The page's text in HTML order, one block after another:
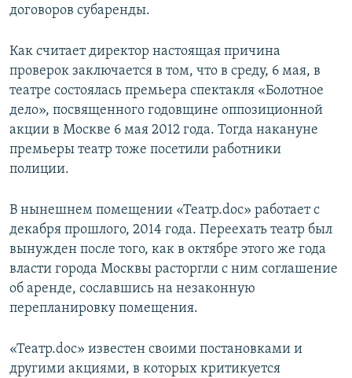
договоров субаренды.
Как считает директор настоящая причина
проверок заключается в том, что в среду, 6 мая, в
театре состоялась премьера спектакля «Болотное
дело», посвященного годовщине оппозиционной
акции в Москве 6 мая 2012 года. Тогда накануне
премьеры театр тоже посетили работники
полиции.
В нынешнем помещении «Театр.doc» работает с
декабря прошлого, 2014 года. Переехать театр был
вынужден после того, как в октябре этого же года
власти города Москвы расторгли с ним соглашение
об аренде, сославшись на незаконную
перепланировку помещения.
«Театр.doc» известен своими постановками и
другими акциями, в которых критикуется